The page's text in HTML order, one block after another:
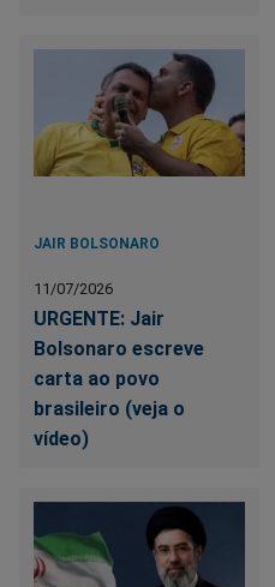
JAIR BOLSONARO
11/07/2026
URGENTE: Jair
Bolsonaro escreve
carta ao povo
brasileiro (veja o
vídeo)